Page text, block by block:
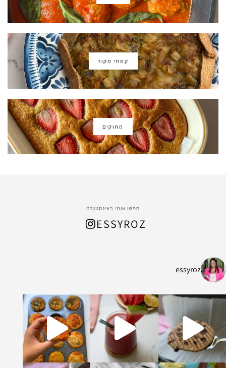
קמחי מקור
מתוקים
חפשו אותי באינסטגרם
ESSYROZ
essyroz
החום המתקרב, הכנתי
ושיבולת שועל עשיר ומהמם שמתאים לארוח
וקקאו מופלא ונימוח והכי אבל הכי טעים